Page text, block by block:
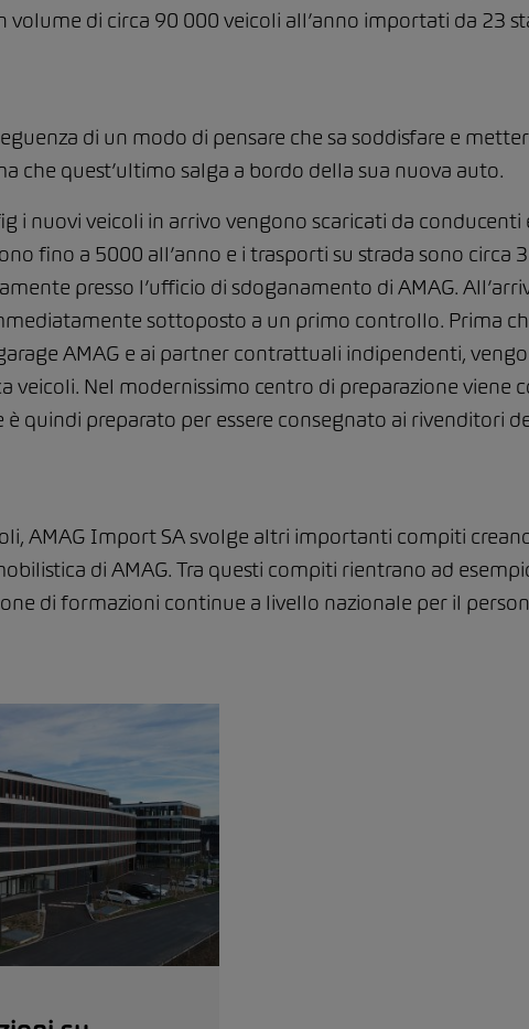
volume di circa 90 000 veicoli all’anno importati da 23
di un modo di pensare che sa soddisfare e
che quest’ultimo salga a bordo della sua nuova auto.
i nuovi veicoli in arrivo vengono scaricati da
fino a 5000 all’anno e i trasporti su strada sono circa
presso l’ufficio di sdoganamento di AMAG.
sottoposto a un primo controllo. Prima
AMAG e ai partner contrattuali indipendenti,
veicoli. Nel modernissimo centro di preparazione viene
quindi preparato per essere consegnato ai rivenditori
AMAG Import SA svolge altri importanti compiti
di AMAG. Tra questi compiti rientrano ad
di formazioni continue a livello nazionale per il